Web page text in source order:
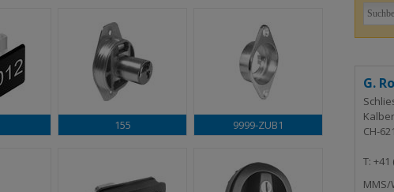
155 9999-ZUB1
G.
CH-
T: +41
MMS/